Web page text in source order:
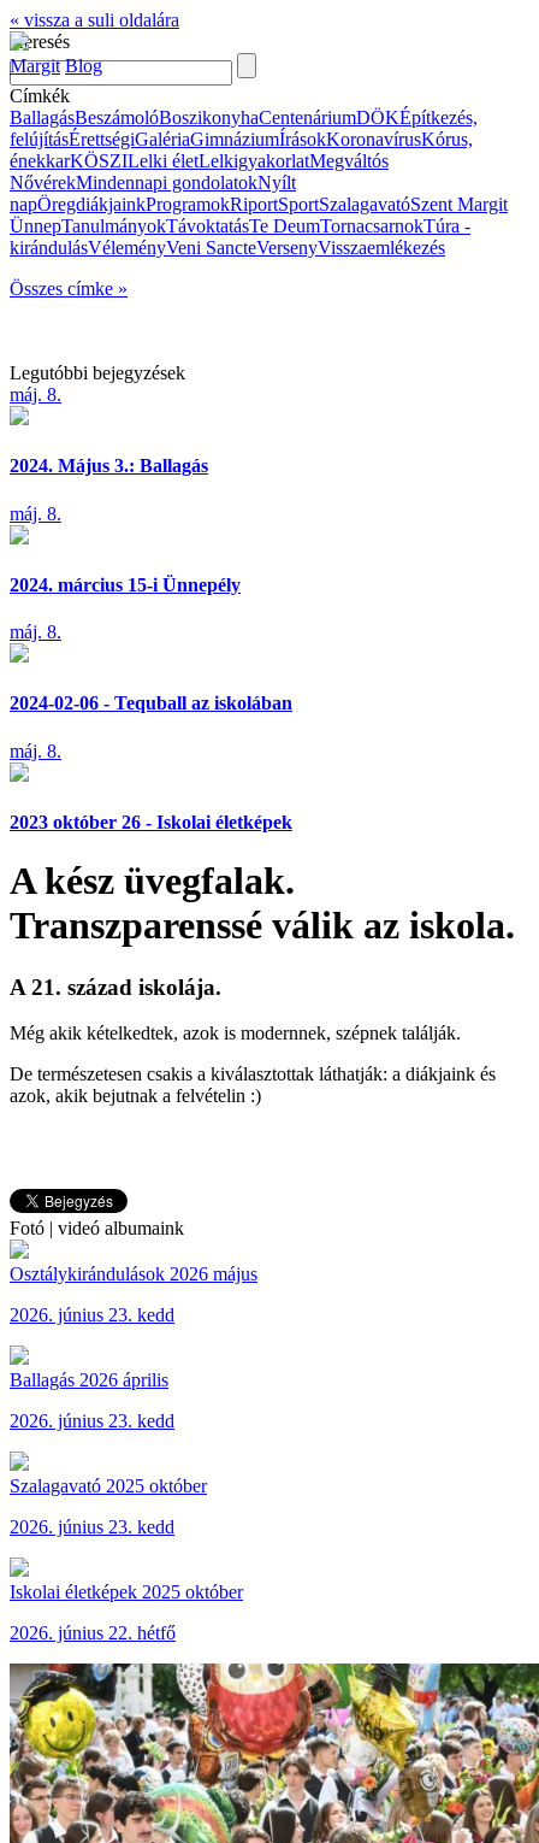
« vissza a suli oldalára
Margit Blog
Keresés
Címkék
BallagásBeszámolóBoszikonyhaCentenáriumDÖKÉpítkezés,
felújításÉrettségiGalériaGimnáziumÍrásokKoronavírusKórus,
énekkarKÖSZILelki életLelkigyakorlatMegváltós
NővérekMindennapi gondolatokNyílt
napÖregdiákjainkProgramokRiportSportSzalagavatóSzent Margit
ÜnnepTanulmányokTávoktatásTe DeumTornacsarnokTúra -
kirándulásVéleményVeni SancteVersenyVisszaemlékezés
Összes címke »
Legutóbbi bejegyzések
máj. 8.
2024. Május 3.: Ballagás
máj. 8.
2024. március 15-i Ünnepély
máj. 8.
2024-02-06 - Tequball az iskolában
máj. 8.
2023 október 26 - Iskolai életképek
A kész üvegfalak.
Transzparenssé válik az iskola.
A 21. század iskolája.
Még akik kételkedtek, azok is modernnek, szépnek találják.
De természetesen csakis a kiválasztottak láthatják: a diákjaink és
azok, akik bejutnak a felvételin :)
Fotó | videó albumaink
Osztálykirándulások 2026 május
2026. június 23. kedd
Ballagás 2026 április
2026. június 23. kedd
Szalagavató 2025 október
2026. június 23. kedd
Iskolai életképek 2025 október
2026. június 22. hétfő